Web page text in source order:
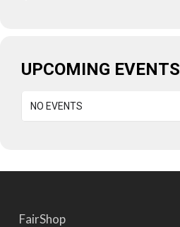
UPCOMING EVENTS
NO EVENTS
FairShop